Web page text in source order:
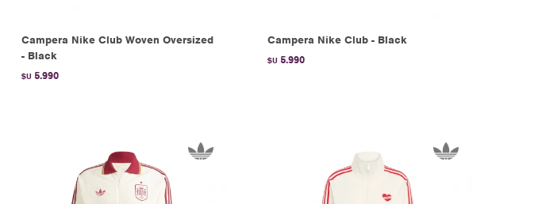
Campera Nike Club Woven Oversized
- Black
$U 5.990
Campera Nike Club - Black
$U 5.990